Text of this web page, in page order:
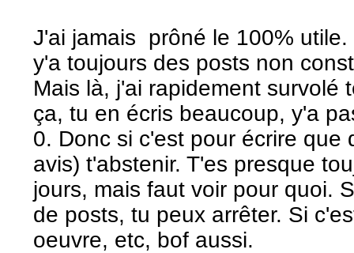
J'ai jamais prôné le 100%
y'a toujours des posts non
Mais là, j'ai rapidement survolé
ça, tu en écris beaucoup, y'a
0. Donc si c'est pour écrire que
avis) t'abstenir. T'es presque
jours, mais faut voir pour quoi.
de posts, tu peux arrêter. Si
oeuvre, etc, bof aussi.